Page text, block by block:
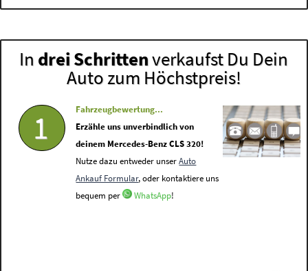
In drei Schrittenverkaufst Du Dein
Auto zum Höchstpreis!
1
Fahrzeugbewertung...
Erzähle uns unverbindlich von
deinem Mercedes-Benz CLS 320!
Nutze dazu entweder unserAuto
Ankauf Formular, oder kontaktiere uns
bequem per
WhatsApp!